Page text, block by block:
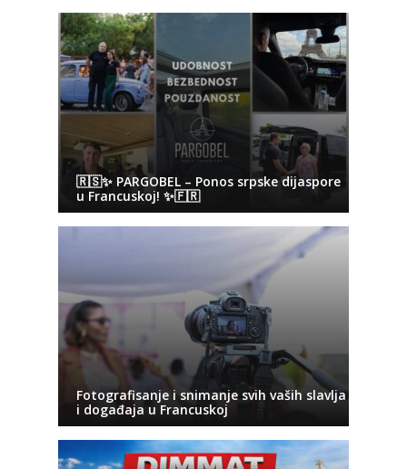
🇷🇸✨ PARGOBEL – Ponos srpske dijaspore
u Francuskoj! ✨🇫🇷
Fotografisanje i snimanje svih vaših slavlja
i događaja u Francuskoj